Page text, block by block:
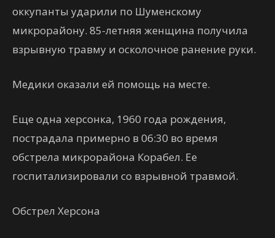
оккупанты ударили по Шуменскому
микрорайону. 85-летняя женщина получила
взрывную травму и осколочное ранение руки.
Медики оказали ей помощь на месте.
Еще одна херсонка, 1960 года рождения,
пострадала примерно в 06:30 во время
обстрела микрорайона Корабел. Ее
госпитализировали со взрывной травмой.
Обстрел Херсона